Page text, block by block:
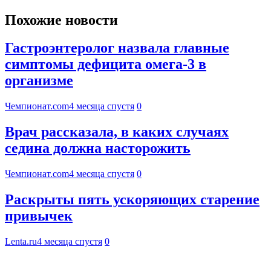
Похожие новости
Гастроэнтеролог назвала главные
симптомы дефицита омега-3 в
организме
Чемпионат.com4 месяца спустя 0
Врач рассказала, в каких случаях
седина должна насторожить
Чемпионат.com4 месяца спустя 0
Раскрыты пять ускоряющих старение
привычек
Lenta.ru4 месяца спустя 0